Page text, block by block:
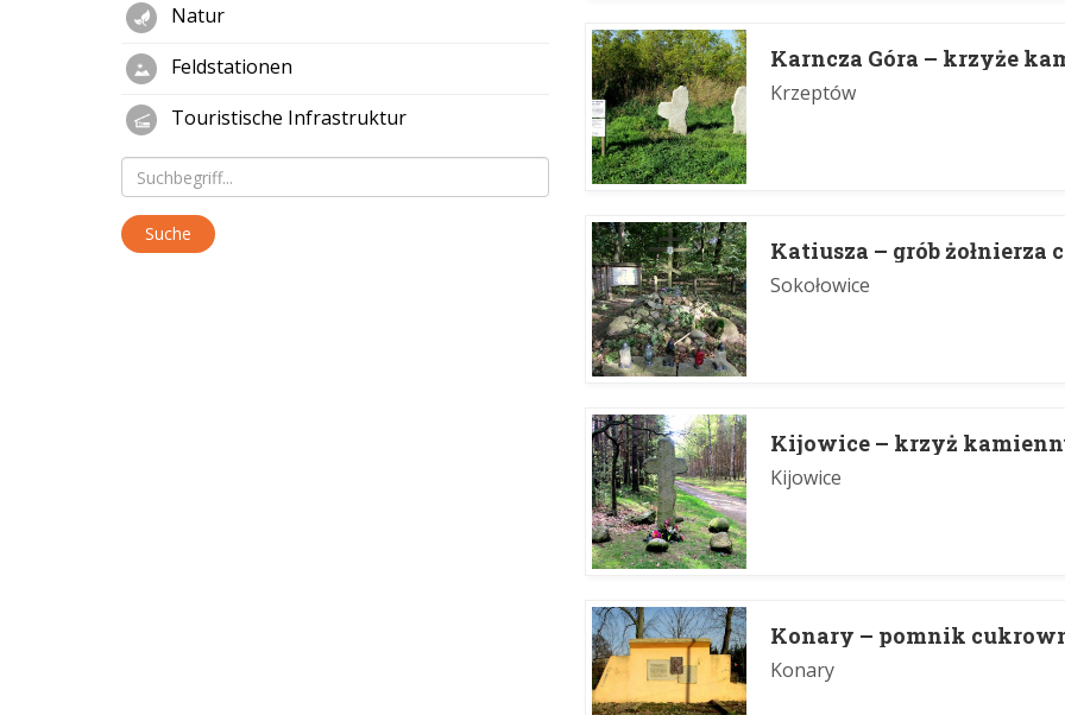
Karncza Góra – krzyże
Krzeptów
Katiusza – grób
Sokołowice
Kijowice – krzyż
Kijowice
Konary – pomnik
Konary
Natur
Feldstationen
Touristische Infrastruktur